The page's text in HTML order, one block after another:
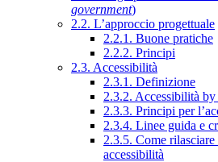
government)
2.2. L’approccio progettuale
2.2.1. Buone pratiche
2.2.2. Principi
2.3. Accessibilità
2.3.1. Definizione
2.3.2. Accessibilità by
2.3.3. Principi per
2.3.4. Linee guida e
2.3.5. Come
accessibilità